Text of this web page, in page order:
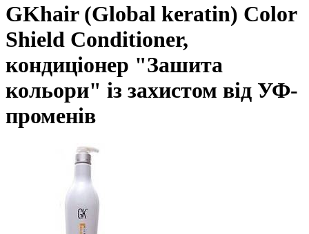
GKhair (Global keratin) Color
Shield Conditioner,
кондиціонер "Зашита
кольори" із захистом від УФ-
променів